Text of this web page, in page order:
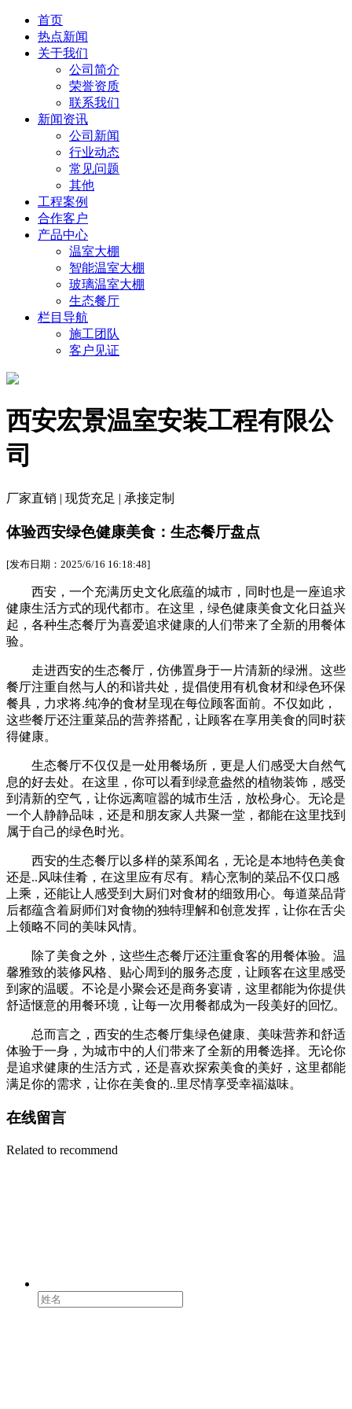
首页
热点新闻
关于我们
公司简介
荣誉资质
联系我们
新闻资讯
公司新闻
行业动态
常见问题
其他
工程案例
合作客户
产品中心
温室大棚
智能温室大棚
玻璃温室大棚
生态餐厅
栏目导航
施工团队
客户见证
西安宏景温室安装工程有限公
司
厂家直销 | 现货充足 | 承接定制
体验西安绿色健康美食：生态餐厅盘点
[发布日期：2025/6/16 16:18:48]
西安，一个充满历史文化底蕴的城市，同时也是一座追求
健康生活方式的现代都市。在这里，绿色健康美食文化日益兴
起，各种生态餐厅为喜爱追求健康的人们带来了全新的用餐体
验。
走进西安的生态餐厅，仿佛置身于一片清新的绿洲。这些
餐厅注重自然与人的和谐共处，提倡使用有机食材和绿色环保
餐具，力求将.纯净的食材呈现在每位顾客面前。不仅如此，
这些餐厅还注重菜品的营养搭配，让顾客在享用美食的同时获
得健康。
生态餐厅不仅仅是一处用餐场所，更是人们感受大自然气
息的好去处。在这里，你可以看到绿意盎然的植物装饰，感受
到清新的空气，让你远离喧嚣的城市生活，放松身心。无论是
一个人静静品味，还是和朋友家人共聚一堂，都能在这里找到
属于自己的绿色时光。
西安的生态餐厅以多样的菜系闻名，无论是本地特色美食
还是..风味佳肴，在这里应有尽有。精心烹制的菜品不仅口感
上乘，还能让人感受到大厨们对食材的细致用心。每道菜品背
后都蕴含着厨师们对食物的独特理解和创意发挥，让你在舌尖
上领略不同的美味风情。
除了美食之外，这些生态餐厅还注重食客的用餐体验。温
馨雅致的装修风格、贴心周到的服务态度，让顾客在这里感受
到家的温暖。不论是小聚会还是商务宴请，这里都能为你提供
舒适惬意的用餐环境，让每一次用餐都成为一段美好的回忆。
总而言之，西安的生态餐厅集绿色健康、美味营养和舒适
体验于一身，为城市中的人们带来了全新的用餐选择。无论你
是追求健康的生活方式，还是喜欢探索美食的美好，这里都能
满足你的需求，让你在美食的..里尽情享受幸福滋味。
在线留言
Related to recommend